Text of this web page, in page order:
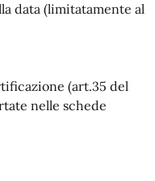
data (limitatamente al
(art.35 del
nelle schede